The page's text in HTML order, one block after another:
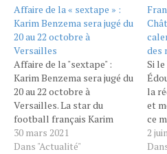
Affaire de la « sextape » :
Karim Benzema sera jugé du
20 au 22 octobre à
Versailles
Affaire de la "sextape" :
Karim Benzema sera jugé du
20 au 22 octobre à
Versailles. La star du
football français Karim
Benzema, poursuivi
pour "complicité de
30 mars 2021
Dans "Actualité"
des
Si
la
et
ce
va
2